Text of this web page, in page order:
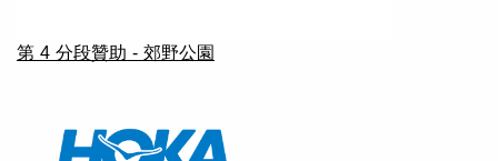
第 4 分段贊助 - 郊野公園